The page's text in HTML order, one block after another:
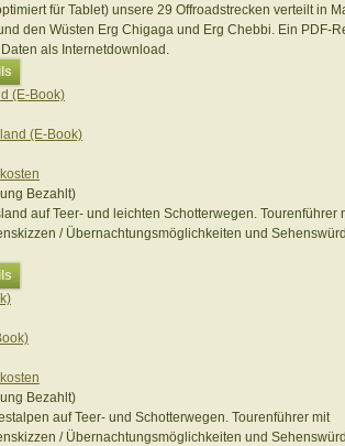
für Tablet) unsere 29 Offroadstrecken verteilt in
den Wüsten Erg Chigaga und Erg Chebbi. Ein PDF-
als Internetdownload.
(E-Book)
Bezahlt)
auf Teer- und leichten Schotterwegen. Tourenführer
/ Übernachtungsmöglichkeiten und
Bezahlt)
auf Teer- und Schotterwegen. Tourenführer mit
/ Übernachtungsmöglichkeiten und